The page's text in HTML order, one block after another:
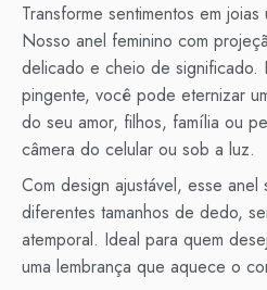
Transforme sentimentos em joias
Nosso anel feminino com
delicado e cheio de significado.
pingente, você pode eternizar
do seu amor, filhos, família ou
câmera do celular ou sob a luz.
Com design ajustável, esse
diferentes tamanhos de dedo,
atemporal. Ideal para quem
uma lembrança que aquece o